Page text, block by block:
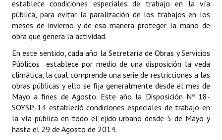
Dictámenes Asesoría Letrada
Actas de Sesión
Informes de Unidad Coordinadora
Ejecución Presupuestaria
Actas de Audiencias Públicas
NORMATIVA
Comunicaciones
establece condiciones especiales de trabajo en la vía
pública, para evitar la paralización de los trabajos en los
meses de invierno y de esa manera proteger la mano de
obra que genera la actividad.
En este sentido, cada año la Secretaría de Obras y Servicios
Públicos establece por medio de una disposición la veda
climática, la cual comprende una serie de restricciones a las
obras públicas y ello se fija generalmente desde el mes de
Mayo a fines de Agosto. Este año la Disposición Nª 18-
SOYSP-14 estableció condiciones especiales de trabajo en
la vía pública en todo el ejido urbano desde 5 de Mayo y
hasta el 29 de Agosto de 2014.